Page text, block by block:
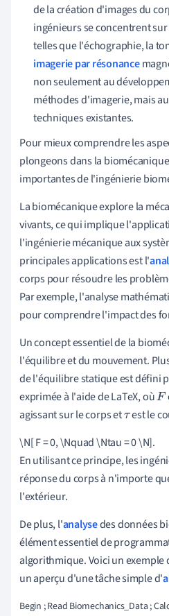
de la création d'images du
ingénieurs se concentrent
telles que l'échographie, la
imagerie par résonance
non seulement au
méthodes d'imagerie, mais
techniques existantes.
Pour mieux comprendre les
plongeons dans la
importantes de l'ingénierie
La biomécanique explore la
vivants, ce qui implique
l'ingénierie mécanique aux
principales applications est l'
corps pour résoudre les
Par exemple, l'analyse
pour comprendre l'impact des
Un concept essentiel de la
l'équilibre et du mouvement.
de l'équilibre statique est défini
exprimée à l'aide de LaTeX, oùF
agissant sur le corps etτest le
\N[ F = 0, \Nquad \Ntau = 0 \N].
En utilisant ce principe, les
réponse du corps à n'importe
l'extérieur.
De plus, l'analysedes données
élément essentiel de
algorithmique. Voici un
un aperçu d'une tâche simple d'
Begin ; Read Biomechanics_Data ;